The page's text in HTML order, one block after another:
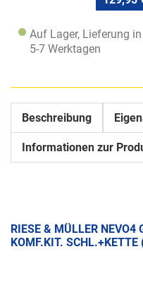
Auf Lager, Lieferung in
5-7 Werktagen
Beschreibung
Informationen zur
RIESE & MÜLLER
KOMF.KIT. SCHL.+KETTE